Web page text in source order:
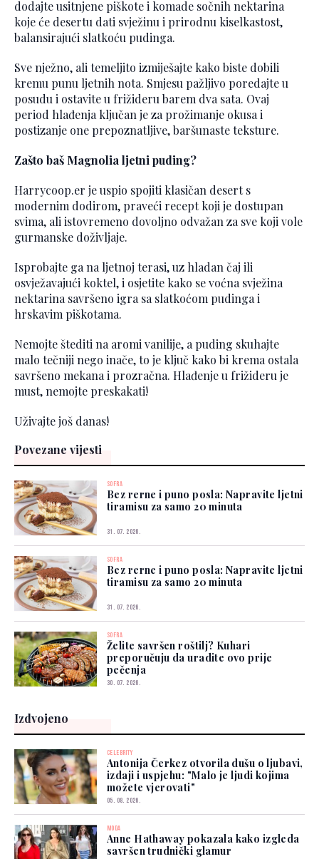
dodajte usitnjene piškote i komade sočnih nektarina
koje će desertu dati svježinu i prirodnu kiselkastost,
balansirajući slatkoću pudinga.
Sve nježno, ali temeljito izmiješajte kako biste dobili
kremu punu ljetnih nota. Smjesu pažljivo poredajte u
posudu i ostavite u frižideru barem dva sata. Ovaj
period hlađenja ključan je za prožimanje okusa i
postizanje one prepoznatljive, baršunaste teksture.
Zašto baš Magnolia ljetni puding?
Harrycoop.er je uspio spojiti klasičan desert s
modernim dodirom, praveći recept koji je dostupan
svima, ali istovremeno dovoljno odvažan za sve koji vole
gurmanske doživljaje.
Isprobajte ga na ljetnoj terasi, uz hladan čaj ili
osvježavajući koktel, i osjetite kako se voćna svježina
nektarina savršeno igra sa slatkoćom pudinga i
hrskavim piškotama.
Nemojte štediti na aromi vanilije, a puding skuhajte
malo tečniji nego inače, to je ključ kako bi krema ostala
savršeno mekana i prozračna. Hlađenje u frižideru je
must, nemojte preskakati!
Uživajte još danas!
Povezane vijesti
SOFRA
Bez rerne i puno posla: Napravite ljetni
tiramisu za samo 20 minuta
31. 07. 2026.
SOFRA
Bez rerne i puno posla: Napravite ljetni
tiramisu za samo 20 minuta
31. 07. 2026.
SOFRA
Želite savršen roštilj? Kuhari
preporučuju da uradite ovo prije
pečenja
30. 07. 2026.
Izdvojeno
CELEBRITY
Antonija Čerkez otvorila dušu o ljubavi,
izdaji i uspjehu: "Malo je ljudi kojima
možete vjerovati"
05. 08. 2026.
MODA
Anne Hathaway pokazala kako izgleda
savršen trudnički glamur